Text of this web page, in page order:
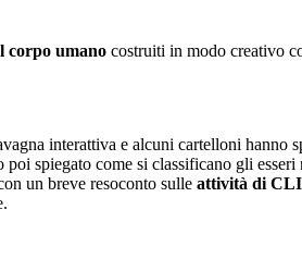
corpo umano costruiti in modo creativo
interattiva e alcuni cartelloni hanno
spiegato come si classificano gli
un breve resoconto sulle attività di